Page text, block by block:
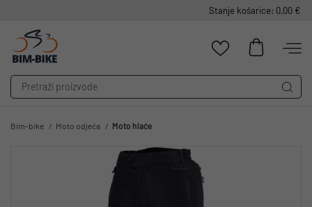
Stanje košarice: 0,00 €
Bim-bike Moto odjeća Moto hlaće